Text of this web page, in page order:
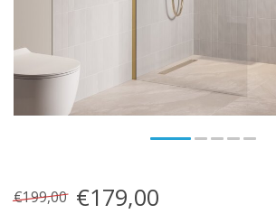
€199,00 €179,00